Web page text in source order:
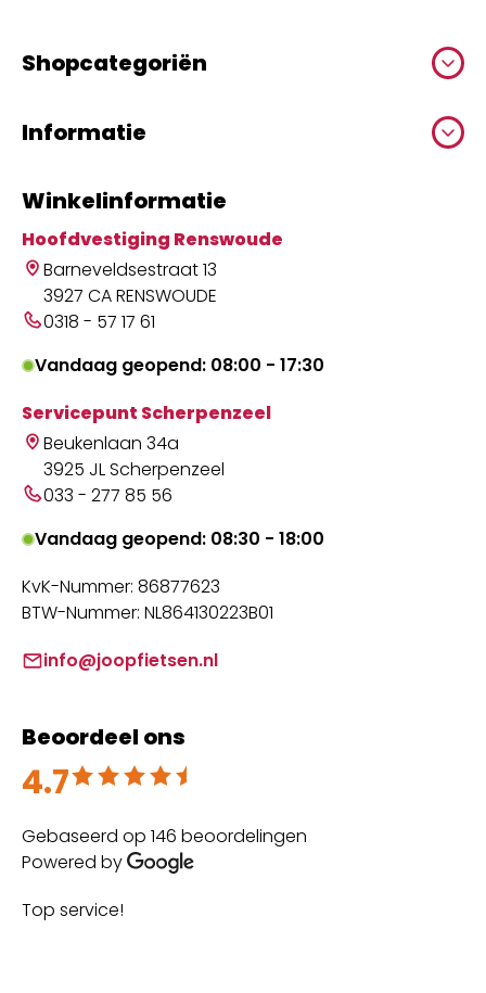
Shopcategoriën
Informatie
Winkelinformatie
Hoofdvestiging Renswoude
Barneveldsestraat 13
3927 CA RENSWOUDE
0318 - 57 17 61
Vandaag geopend: 08:00 - 17:30
Servicepunt Scherpenzeel
Beukenlaan 34a
3925 JL Scherpenzeel
033 - 277 85 56
Vandaag geopend: 08:30 - 18:00
KvK-Nummer: 86877623
BTW-Nummer: NL864130223B01
info@joopfietsen.nl
Beoordeel ons
4.7
Beoordeeld met 4.7 uit 5
Gebaseerd op 146 beoordelingen
Powered by
Top service!